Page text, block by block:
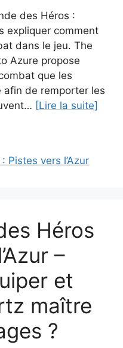
des Héros :
expliquer comment
dans le jeu. The
Azure propose
que les
afin de remporter les
[Lire la suite]
Pistes vers l’Azur
Héros
–
et
maître
?